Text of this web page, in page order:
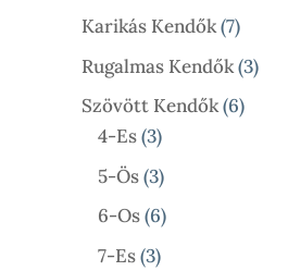
Termék
Karikás Kendők 77
Termék
Rugalmas Kendők 33
Szövött Kendők 66
4-Es 33
Termék
5-Ös 33
Termék
6-Os 66
7-Es 33